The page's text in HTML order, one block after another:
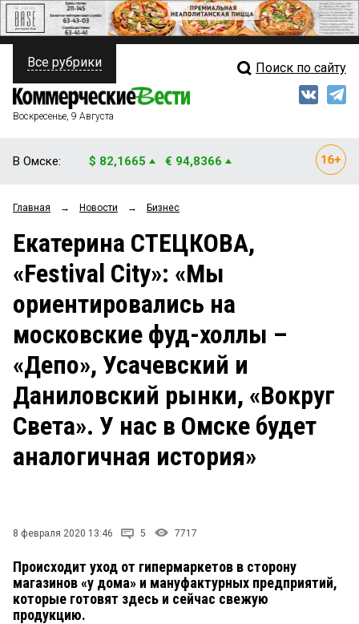
ПОЛИТИКА
ФИНАНСЫ
ОБЩЕСТВО
ЗАКОН
НОВОСТИ КОМПАНИЙ
СТИЛЬ ЖИЗНИ
Свежий выпуск
Рейтинги
Блоги
Архив
Все рубрики Поиск по сайту
Воскресенье, 9 Августа
В Омске: $ 82,1665 € 94,8366
Главная → Новости → Бизнес
Екатерина СТЕЦКОВА,
«Festival City»: «Мы
ориентировались на
московские фуд-холлы –
«Депо», Усачевский и
Даниловский рынки, «Вокруг
Света». У нас в Омске будет
аналогичная история»
8 февраля 2020 13:46 5 7717
Происходит уход от гипермаркетов в сторону
магазинов «у дома» и мануфактурных предприятий,
которые готовят здесь и сейчас свежую
продукцию.